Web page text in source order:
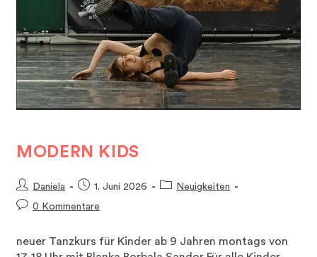
MODERN KIDS
Beitrags-
Autor:
Daniela
Beitrag1. Juni 2026
Beitrags-
Neuigkeiten
Beitrags-
0 Kommentare
neuer Tanzkurs für Kinder ab 9 Jahren montags von